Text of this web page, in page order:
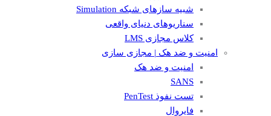
شبیه سازهای شبکه Simulation
سناریوهای دنیای واقعی
کلاس مجازی LMS
امنیت و ضد هک | مجازی سازی
امنیت و ضد هک
SANS
تست نفوذ PenTest
فایروال